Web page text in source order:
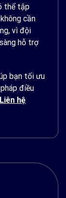
thể tập
cần
vì đội
hỗ trợ
bạn tối ưu
điều
Liên hệ